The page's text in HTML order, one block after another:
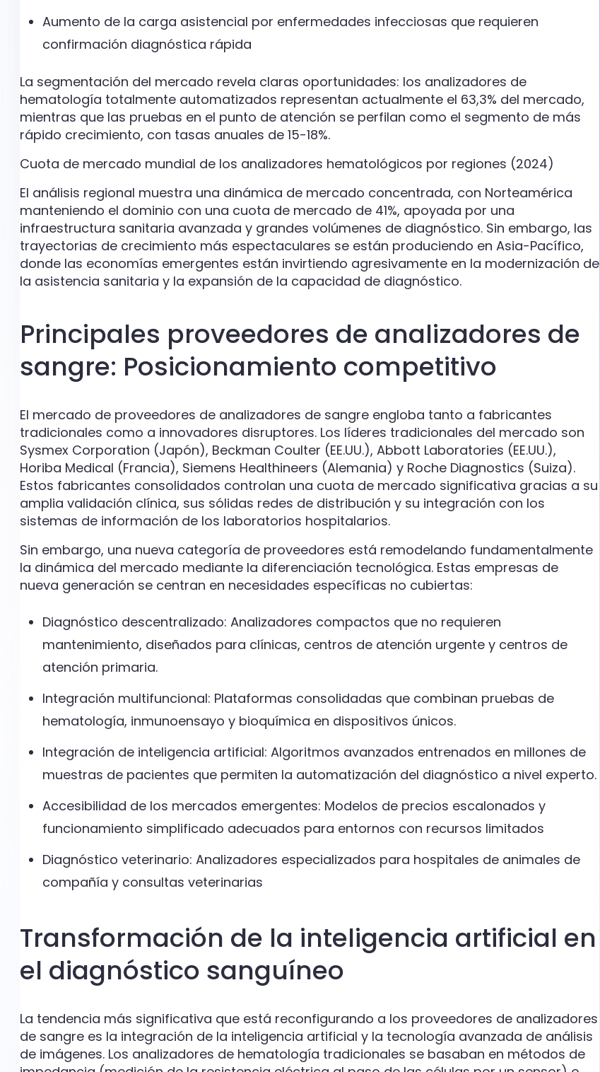
Aumento de la carga asistencial por enfermedades infecciosas que requieren
confirmación diagnóstica rápida
La segmentación del mercado revela claras oportunidades: los analizadores de
hematología totalmente automatizados representan actualmente el 63,3% del mercado,
mientras que las pruebas en el punto de atención se perfilan como el segmento de más
rápido crecimiento, con tasas anuales de 15-18%.
Cuota de mercado mundial de los analizadores hematológicos por regiones (2024)
El análisis regional muestra una dinámica de mercado concentrada, con Norteamérica
manteniendo el dominio con una cuota de mercado de 41%, apoyada por una
infraestructura sanitaria avanzada y grandes volúmenes de diagnóstico. Sin embargo, las
trayectorias de crecimiento más espectaculares se están produciendo en Asia-Pacífico,
donde las economías emergentes están invirtiendo agresivamente en la modernización de
la asistencia sanitaria y la expansión de la capacidad de diagnóstico.
Principales proveedores de analizadores de
sangre: Posicionamiento competitivo
El mercado de proveedores de analizadores de sangre engloba tanto a fabricantes
tradicionales como a innovadores disruptores. Los líderes tradicionales del mercado son
Sysmex Corporation (Japón), Beckman Coulter (EE.UU.), Abbott Laboratories (EE.UU.),
Horiba Medical (Francia), Siemens Healthineers (Alemania) y Roche Diagnostics (Suiza).
Estos fabricantes consolidados controlan una cuota de mercado significativa gracias a su
amplia validación clínica, sus sólidas redes de distribución y su integración con los
sistemas de información de los laboratorios hospitalarios.
Sin embargo, una nueva categoría de proveedores está remodelando fundamentalmente
la dinámica del mercado mediante la diferenciación tecnológica. Estas empresas de
nueva generación se centran en necesidades específicas no cubiertas:
Diagnóstico descentralizado: Analizadores compactos que no requieren
mantenimiento, diseñados para clínicas, centros de atención urgente y centros de
atención primaria.
Integración multifuncional: Plataformas consolidadas que combinan pruebas de
hematología, inmunoensayo y bioquímica en dispositivos únicos.
Integración de inteligencia artificial: Algoritmos avanzados entrenados en millones de
muestras de pacientes que permiten la automatización del diagnóstico a nivel experto.
Accesibilidad de los mercados emergentes: Modelos de precios escalonados y
funcionamiento simplificado adecuados para entornos con recursos limitados
Diagnóstico veterinario: Analizadores especializados para hospitales de animales de
compañía y consultas veterinarias
Transformación de la inteligencia artificial en
el diagnóstico sanguíneo
La tendencia más significativa que está reconfigurando a los proveedores de analizadores
de sangre es la integración de la inteligencia artificial y la tecnología avanzada de análisis
de imágenes. Los analizadores de hematología tradicionales se basaban en métodos de